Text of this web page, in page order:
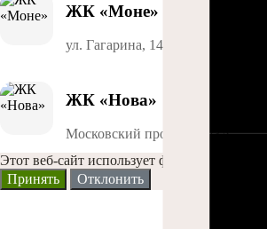
ЖК «Моне»
ул. Гагарина, 141
ЖК «Нова»
Московский проспект, 23А
Этот веб-сайт использует файлы Cookies
Принять
Отклонить